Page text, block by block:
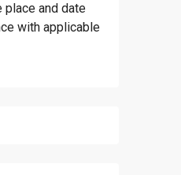
place and date
with applicable